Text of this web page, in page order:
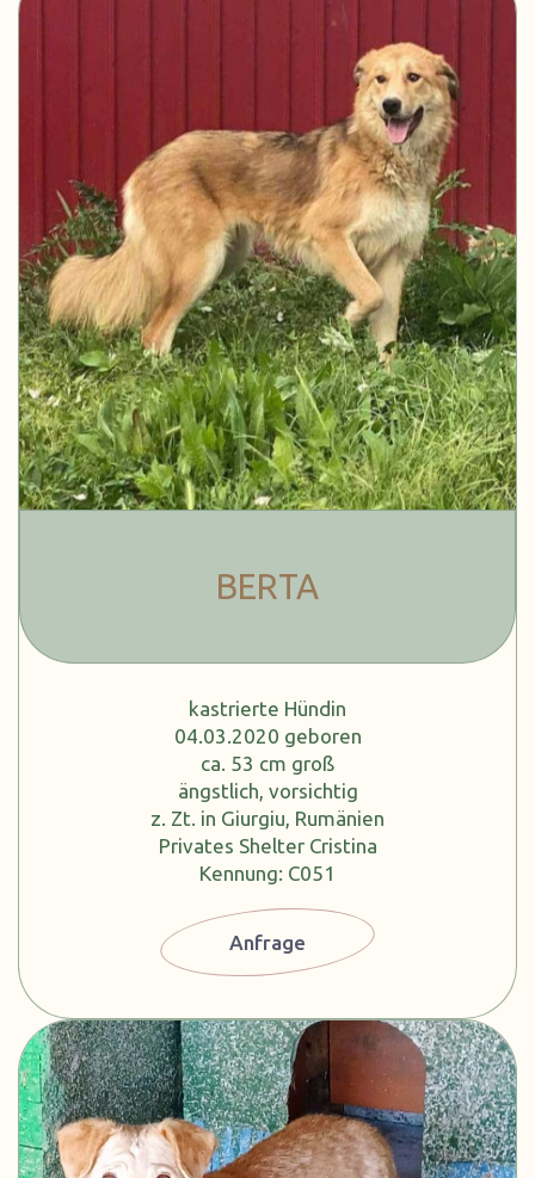
BERTA
kastrierte Hündin
04.03.2020 geboren
ca. 53 cm groß
ängstlich, vorsichtig
z. Zt. in Giurgiu, Rumänien
Privates Shelter Cristina
Kennung: C051
Anfrage